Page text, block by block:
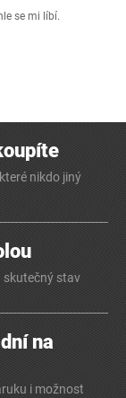
se mi líbí.
nikdo jiný
skutečný stav
na
i možnost